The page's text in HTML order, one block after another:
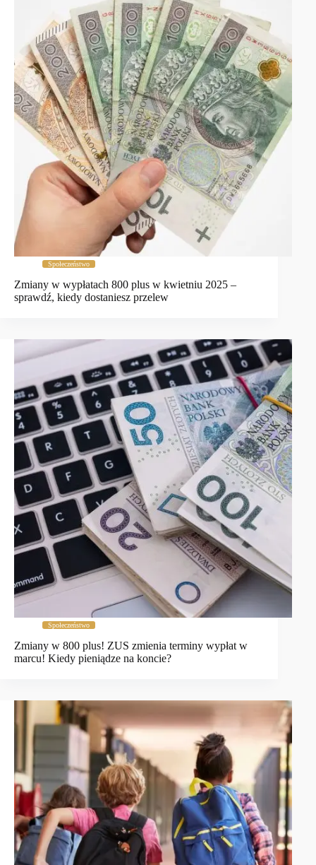
Społeczeństwo
Zmiany w wypłatach 800 plus w kwietniu 2025 –
sprawdź, kiedy dostaniesz przelew
Społeczeństwo
Zmiany w 800 plus! ZUS zmienia terminy wypłat w
marcu! Kiedy pieniądze na koncie?